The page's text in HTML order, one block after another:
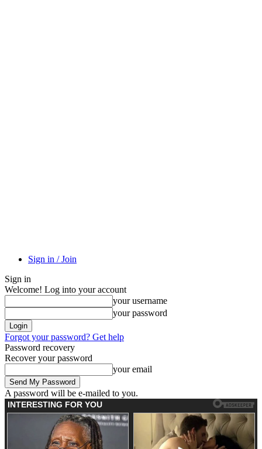
Sign in / Join
Sign in
Welcome! Log into your account
your username
your password
Forgot your password? Get help
Password recovery
Recover your password
your email
A password will be e-mailed to you.